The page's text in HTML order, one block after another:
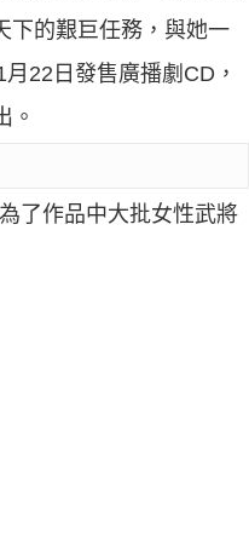
下的艱巨任務，與她一
22日發售廣播劇CD，
。
了作品中大批女性武將